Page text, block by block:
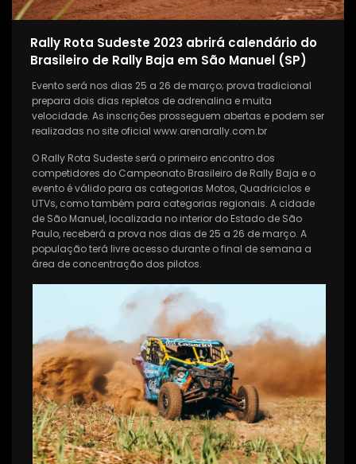
Rally Rota Sudeste 2023 abrirá calendário do
Brasileiro de Rally Baja em São Manuel (SP)
Evento será nos dias 25 a 26 de março; prova tradicional
prepara dois dias repletos de adrenalina e muita
velocidade. As inscrições prosseguem abertas e podem ser
realizadas no site oficial www.arenarally.com.br
O Rally Rota Sudeste será o primeiro encontro dos
competidores do Campeonato Brasileiro de Rally Baja e o
evento é válido para as categorias Motos, Quadriciclos e
UTVs, como também para categorias regionais. A cidade
de São Manuel, localizada no interior do Estado de São
Paulo, receberá a prova nos dias de 25 a 26 de março. A
população terá livre acesso durante o final de semana a
área de concentração dos pilotos.